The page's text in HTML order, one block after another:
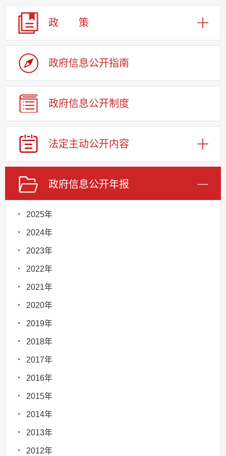
政 策
政府信息公开指南
政府信息公开制度
法定主动公开内容
政府信息公开年报
2025年
2024年
2023年
2022年
2021年
2020年
2019年
2018年
2017年
2016年
2015年
2014年
2013年
2012年